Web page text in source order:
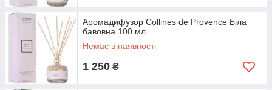
Аромадифузор Collines de Provence Біла
бавовна 100 мл
Немає в наявності
1 250 ₴